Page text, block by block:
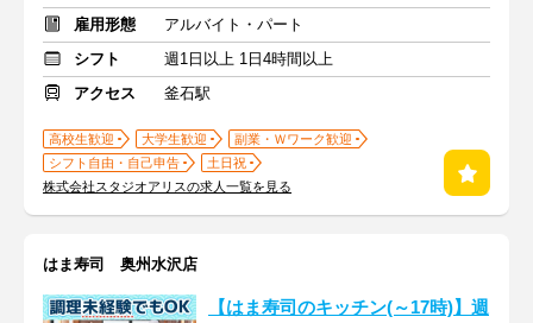
雇用形態
アルバイト・パート
シフト
週1日以上 1日4時間以上
アクセス
釜石駅
高校生歓迎 大学生歓迎
副業・Ｗワーク歓迎
シフト自由・自己申告
土日祝
株式会社スタジオアリスの求人一覧を見る
はま寿司 奥州水沢店
【はま寿司のキッチン(～17時)】週